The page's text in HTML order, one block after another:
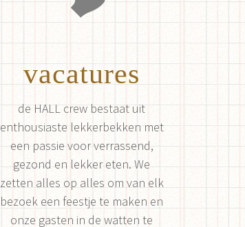
vacatures
de HALL crew bestaat uit
enthousiaste lekkerbekken met
een passie voor verrassend,
gezond en lekker eten. We
zetten alles op alles om van elk
bezoek een feestje te maken en
onze gasten in de watten te